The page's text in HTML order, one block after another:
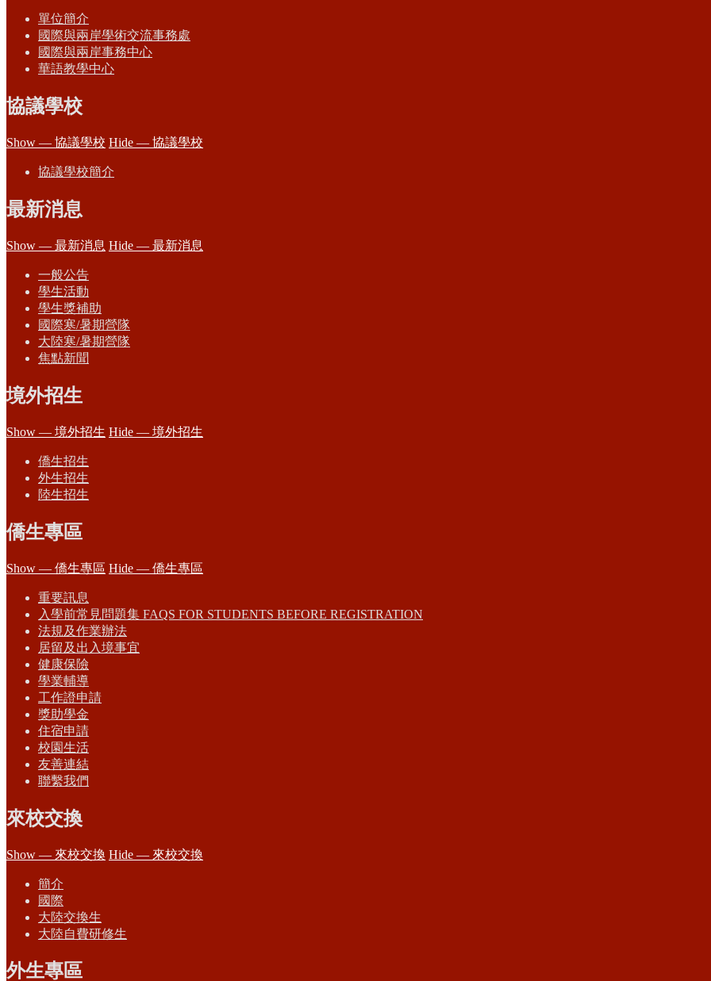
單位簡介
國際與兩岸學術交流事務處
國際與兩岸事務中心
華語教學中心
協議學校
Show — 協議學校 Hide — 協議學校
協議學校簡介
最新消息
Show — 最新消息 Hide — 最新消息
一般公告
學生活動
學生獎補助
國際寒/暑期營隊
大陸寒/暑期營隊
焦點新聞
境外招生
Show — 境外招生 Hide — 境外招生
僑生招生
外生招生
陸生招生
僑生專區
Show — 僑生專區 Hide — 僑生專區
重要訊息
入學前常見問題集 FAQS FOR STUDENTS BEFORE REGISTRATION
法規及作業辦法
居留及出入境事宜
健康保險
學業輔導
工作證申請
獎助學金
住宿申請
校園生活
友善連結
聯繫我們
來校交換
Show — 來校交換 Hide — 來校交換
簡介
國際
大陸交換生
大陸自費研修生
外生專區